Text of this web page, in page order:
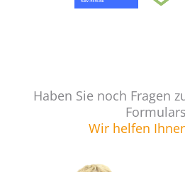
Haben Sie noch Fragen
Wir helfen